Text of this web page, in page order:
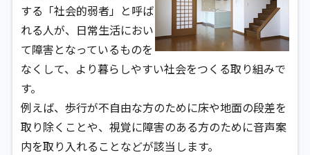
する「社会的弱者」と呼ば
れる人が、日常生活におい
て障害となっているものを
なくして、より暮らしやすい社会をつくる取り組みで
す。
例えば、歩行が不自由な方のために床や地面の段差を
取り除くことや、視覚に障害のある方のために音声案
内を取り入れることなどが該当します。